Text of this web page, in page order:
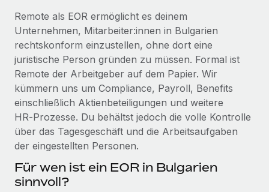
Compliance Watchtower
Lückenlose Compliance
Geräteverwaltung
Globale Bereitstellung und Verfolgung von IT-
Geräten
Gründung von Niederlassungen
Schnelle, rechtssichere Gründung von
Mobilität und Relocation
So hat der KI-Vorreiter Weaviate sein Team mit
Remote um 120 % vergrößert
Weaviate auf einen Blick Weaviate entwickelt KI-basierte
Open-Source-Infrastrukturen. Das...
Mehr erfahren
Strategische Partnerschaft zwischen
Reverse Tech und Remote für Contractor
Management und Payroll
Reverse Tech auf einen Blick Das Gesundheits- und
Wellness-Startup Reverse Tech hat das globale...
BLOG
Globale Payroll
EOR und PEO
Contractor Management
Den Blog erkunden
Remote als EOR ermöglicht es deinem
Unternehmen, Mitarbeiter:innen in Bulgarien
rechtskonform einzustellen, ohne dort eine
juristische Person gründen zu müssen. Formal ist
Remote der Arbeitgeber auf dem Papier. Wir
kümmern uns um Compliance, Payroll, Benefits
einschließlich Aktienbeteiligungen und weitere
HR‑Prozesse. Du behältst jedoch die volle Kontrolle
über das Tagesgeschäft und die Arbeitsaufgaben
der eingestellten Personen.
Für wen ist ein EOR in Bulgarien
sinnvoll?